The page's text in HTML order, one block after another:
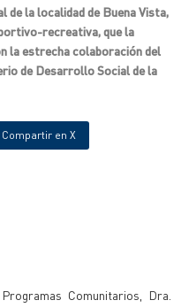
de la localidad de Buena Vista,
recreativa, que la
la estrecha colaboración del
de Desarrollo Social de la
Compartir en X
Comunitarios, Dra.